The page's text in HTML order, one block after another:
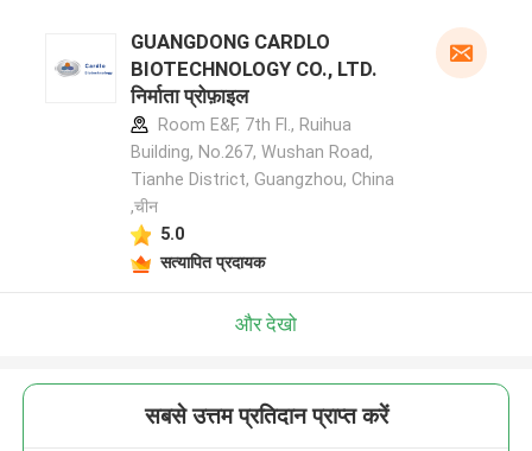
GUANGDONG CARDLO
BIOTECHNOLOGY CO., LTD.
निर्माता प्रोफ़ाइल
Room E&F, 7th Fl., Ruihua
Building, No.267, Wushan Road,
Tianhe District, Guangzhou, China
,चीन
5.0
सत्यापित प्रदायक
और देखो
सबसे उत्तम प्रतिदान प्राप्त करें